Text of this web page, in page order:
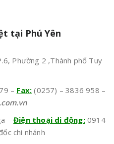
tại Phú Yên
Phường 2 ,Thành phố Tuy
– Fax: (0257) – 3836 958 –
–Điện thoại di động:0914
chi nhánh